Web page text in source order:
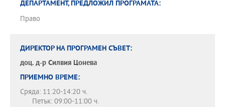
ДЕПАРТАМЕНТ, ПРЕДЛОЖИЛ ПРОГРАМАТА:
Право
ДИРЕКТОР НА ПРОГРАМЕН СЪВЕТ:
доц. д-р Силвия Цонева
ПРИЕМНО ВРЕМЕ:
Сряда: 11:20-14:20 ч.
Петък: 09:00-11:00 ч.